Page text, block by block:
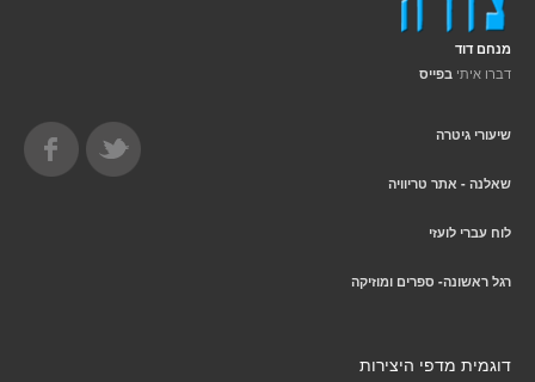
מנחם דוד
דברו איתי בפייס
שיעורי גיטרה
שאלנה - אתר טריוויה
לוח עברי לועזי
רגל ראשונה- ספרים ומוזיקה
דוגמית מדפי היצירות